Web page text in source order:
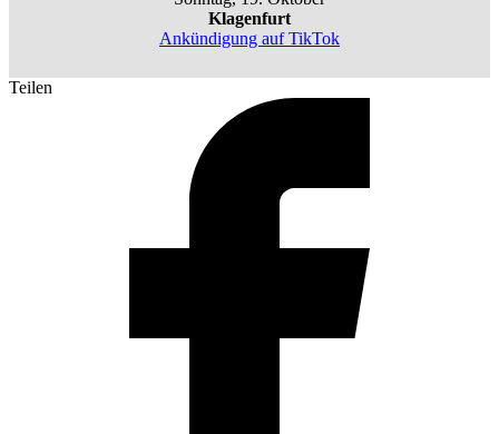
Klagenfurt
Ankündigung auf TikTok
Teilen